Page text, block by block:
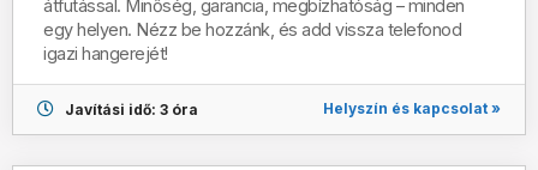
átfutással. Minőség, garancia, megbízhatóság – minden
egy helyen. Nézz be hozzánk, és add vissza telefonod
igazi hangerejét!
Javítási idő: 3 óra Helyszín és kapcsolat »